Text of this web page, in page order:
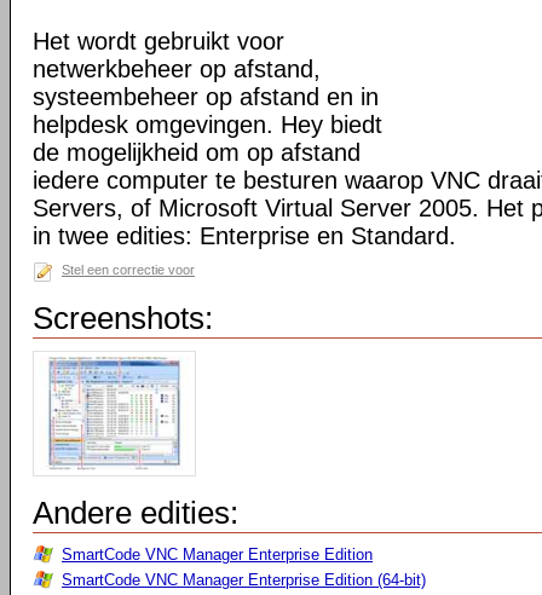
Het wordt gebruikt voor
netwerkbeheer op afstand,
systeembeheer op afstand en in
helpdesk omgevingen. Hey biedt
de mogelijkheid om op afstand
iedere computer te besturen waarop VNC
Servers, of Microsoft Virtual Server 2005. Het
in twee edities: Enterprise en Standard.
Stel een correctie voor
Screenshots:
Andere edities:
SmartCode VNC Manager Enterprise Edition
SmartCode VNC Manager Enterprise Edition (64-bit)